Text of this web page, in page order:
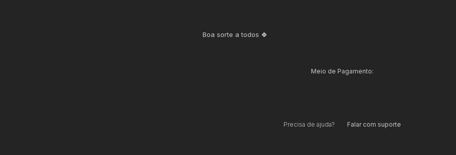
Boa sorte a todos 🍀
Meio de Pagamento:
Precisa de ajuda? Falar com suporte